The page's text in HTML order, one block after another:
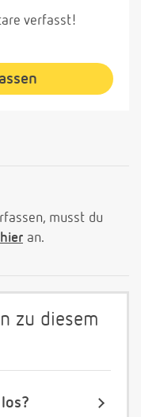
verfasst!
musst du
hier an.
zu diesem